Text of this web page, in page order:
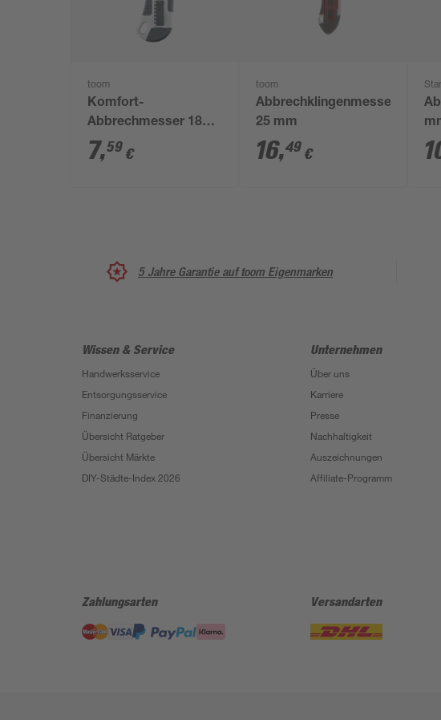
toom
Komfort-
Abbrechmesser 18
mm
7,59 €
toom
Abbrechklingenmesser
25 mm
16,49 €
5 Jahre Garantie auf toom Eigenmarken
Wissen & Service
Handwerksservice
Entsorgungsservice
Finanzierung
Übersicht Ratgeber
Übersicht Märkte
DIY-Städte-Index 2026
Unternehmen
Über uns
Karriere
Presse
Nachhaltigkeit
Auszeichnungen
Affiliate-Programm
Zahlungsarten Versandarten